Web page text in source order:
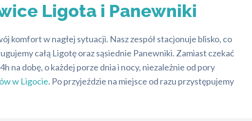
Ligota i Panewniki
komfort w nagłej sytuacji. Nasz zespół stacjonuje blisko, co
całą Ligotę oraz sąsiednie Panewniki. Zamiast czekać
na dobę, o każdej porze dnia i nocy, niezależnie od pory
w Ligocie. Po przyjeździe na miejsce od razu przystępujemy